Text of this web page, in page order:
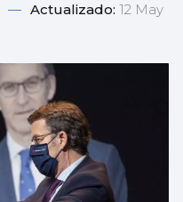
— Actualizado: 12 May